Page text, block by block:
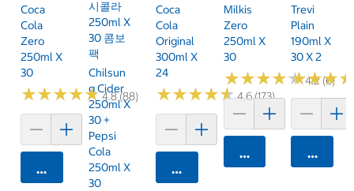
Coca
Cola
Zero
250ml X
30
★★★★★
★★★★★4.8 (88)
카트에 담기
시콜라
250ml X
30 콤보
팩
Chilsun
G Cider
250ml X
30 +
Pepsi
Cola
250ml X
30
Coca
Cola
Original
300ml X
24
★★★★★
★★★★★4.6 (173)
카트에 담기
Milkis
Zero
250ml X
30
★★★★★
★★★★★4.2 (6)
카트에 담기
Trevi
Plain
190ml X
30 X 2
★★★
★★★
카트에